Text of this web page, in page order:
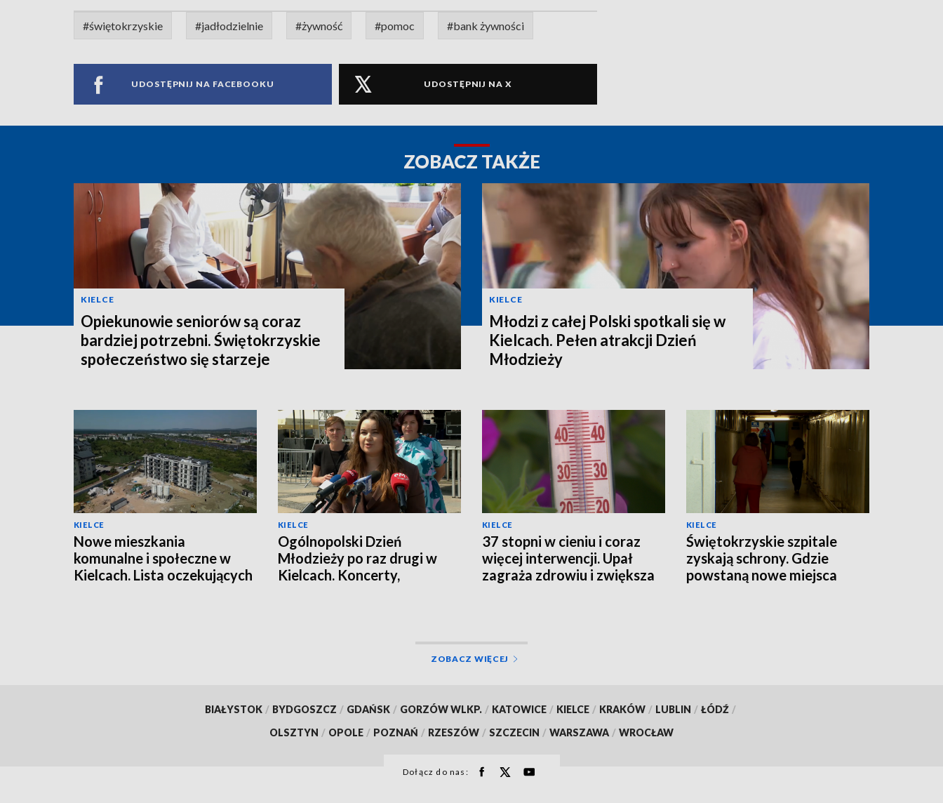
#świętokrzyskie #jadłodzielnie #żywność #pomoc #bank żywności
UDOSTĘPNIJ NA FACEBOOKU UDOSTĘPNIJ NA X
ZOBACZ TAKŻE
KIELCE
Opiekunowie seniorów są coraz
bardziej potrzebni. Świętokrzyskie
społeczeństwo się starzeje
KIELCE
Młodzi z całej Polski spotkali się w
Kielcach. Pełen atrakcji Dzień
Młodzieży
KIELCE
Nowe mieszkania
komunalne i społeczne w
Kielcach. Lista oczekujących
KIELCE
Ogólnopolski Dzień
Młodzieży po raz drugi w
Kielcach. Koncerty,
KIELCE
37 stopni w cieniu i coraz
więcej interwencji. Upał
zagraża zdrowiu i zwiększa
KIELCE
Świętokrzyskie szpitale
zyskają schrony. Gdzie
powstaną nowe miejsca
ZOBACZ WIĘCEJ
BIAŁYSTOK / BYDGOSZCZ / GDAŃSK / GORZÓW WLKP. / KATOWICE / KIELCE / KRAKÓW / LUBLIN / ŁÓDŹ /
OLSZTYN / OPOLE / POZNAŃ / RZESZÓW / SZCZECIN / WARSZAWA / WROCŁAW
Dołącz do nas: